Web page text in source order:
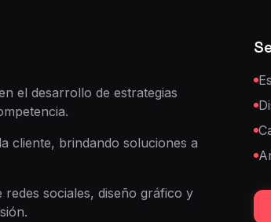
el desarrollo de estrategias
cliente, brindando soluciones a
sociales, diseño gráfico y